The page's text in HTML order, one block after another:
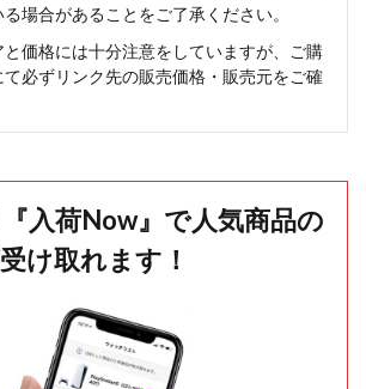
場合があることをご了承ください。
価格には十分注意をしていますが、ご購
て必ずリンク先の販売価格・販売元をご確
入荷Now』で人気商品の
け取れます！